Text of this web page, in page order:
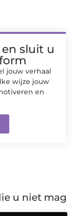
sluit u
jouw verhaal
wijze jouw
en
u niet mag